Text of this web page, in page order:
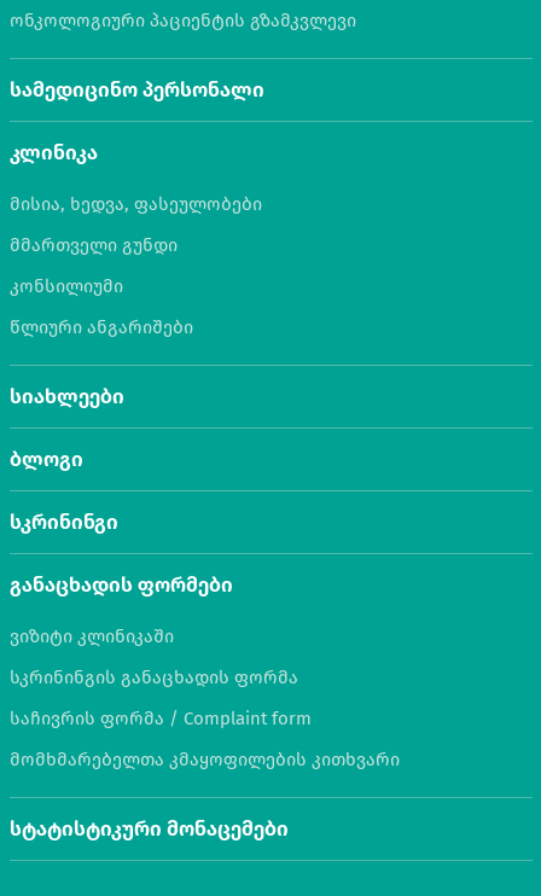
ონკოლოგიური პაციენტის გზამკვლევი
სამედიცინო პერსონალი
კლინიკა
მისია, ხედვა, ფასეულობები
მმართველი გუნდი
კონსილიუმი
წლიური ანგარიშები
სიახლეები
ბლოგი
სკრინინგი
განაცხადის ფორმები
ვიზიტი კლინიკაში
სკრინინგის განაცხადის ფორმა
საჩივრის ფორმა / Complaint form
მომხმარებელთა კმაყოფილების კითხვარი
სტატისტიკური მონაცემები